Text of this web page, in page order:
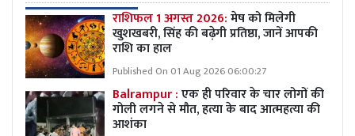
राशिफल 1 अगस्त 2026:मेष को मिलेगी
खुशखबरी, सिंह की बढ़ेगी प्रतिष्ठा, जानें आपकी
राशि का हाल
Published On 01 Aug 2026 06:00:27
Balrampur :एक ही परिवार के चार लोगों की
गोली लगने से मौत, हत्या के बाद आत्महत्या की
आशंका